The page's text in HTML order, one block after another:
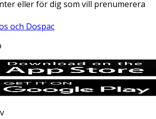
eller för dig som vill prenumerera
och Dospac